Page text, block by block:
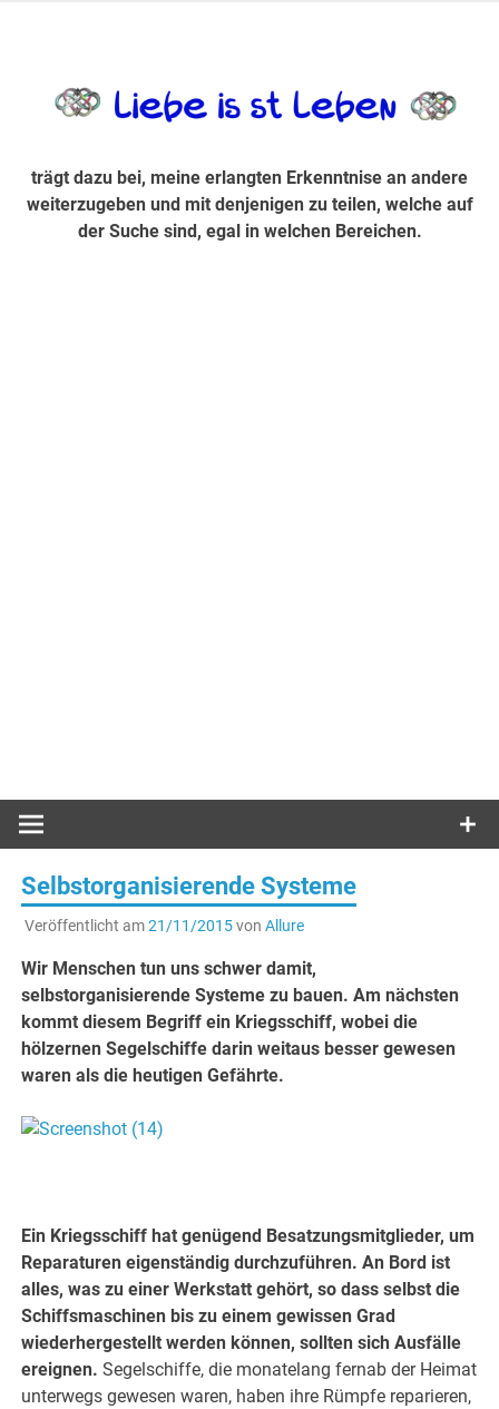
Suche sind, egal in welchen Bereichen.
trägt dazu bei, meine erlangten Erkenntnise an andere
weiterzugeben und mit denjenigen zu teilen, welche auf
der Suche sind, egal in welchen Bereichen.
Selbstorganisierende Systeme
Veröffentlicht am21/11/2015von Allure
Wir Menschen tun uns schwer damit,
selbstorganisierende Systeme zu bauen. Am nächsten
kommt diesem Begriff ein Kriegsschiff, wobei die
hölzernen Segelschiffe darin weitaus besser gewesen
waren als die heutigen Gefährte.
Ein Kriegsschiff hat genügend Besatzungsmitglieder, um
Reparaturen eigenständig durchzuführen. An Bord ist
alles, was zu einer Werkstatt gehört, so dass selbst die
Schiffsmaschinen bis zu einem gewissen Grad
wiederhergestellt werden können, sollten sich Ausfälle
ereignen. Segelschiffe, die monatelang fernab der Heimat
unterwegs gewesen waren, haben ihre Rümpfe reparieren,